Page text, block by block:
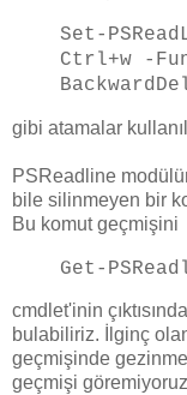
Set-
Ctrl+w -
gibi atamalar
PSReadline
bile silinmeyen bir
Bu komut geçmişini
Get-
cmdlet'inin
bulabiliriz. İlginç
geçmişinde
geçmişi